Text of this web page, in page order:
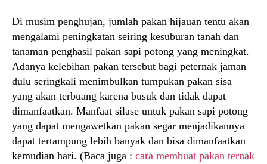
Di musim penghujan, jumlah pakan hijauan tentu akan
mengalami peningkatan seiring kesuburan tanah dan
tanaman penghasil pakan sapi potong yang meningkat.
Adanya kelebihan pakan tersebut bagi peternak jaman
dulu seringkali menimbulkan tumpukan pakan sisa
yang akan terbuang karena busuk dan tidak dapat
dimanfaatkan. Manfaat silase untuk pakan sapi potong
yang dapat mengawetkan pakan segar menjadikannya
dapat tertampung lebih banyak dan bisa dimanfaatkan
kemudian hari. (Baca juga : cara membuat pakan ternak